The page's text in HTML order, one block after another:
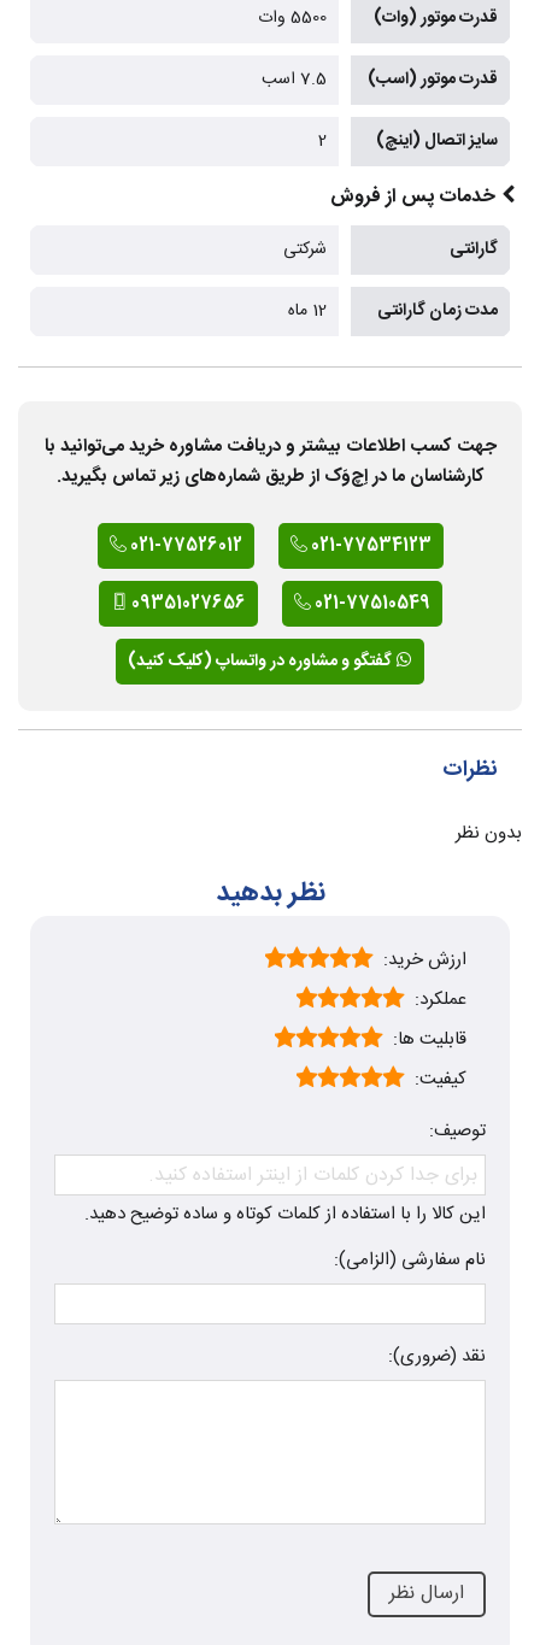
قدرت موتور (وات) 5500 وات
قدرت موتور (اسب) 7.5 اسب
سایز اتصال (اینچ) 2
خدمات پس از فروش
گارانتی شرکتی
مدت زمان گارانتی 12 ماه
جهت کسب اطلاعات بیشتر و دریافت مشاوره خرید می‌توانید با
کارشناسان ما در اِچ‌وَک از طریق شماره‌های زیر تماس بگیرید.
021-77534123
021-77526012
021-77510549
09351027656
گفتگو و مشاوره در واتساپ (کلیک کنید)
نظرات
بدون نظر
نظر بدهید
ارزش خرید:
عملکرد:
قابلیت ها:
کیفیت:
توصیف:
این کالا را با استفاده از کلمات کوتاه و ساده توضیح دهید.
نام سفارشی (الزامی):
نقد (ضروری):